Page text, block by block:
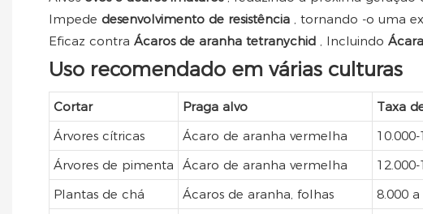
Impede desenvolvimento de resistência , tornando -o uma
Eficaz contra Ácaros de aranha tetranychid , Incluindo
Uso recomendado em várias culturas
Cortar Praga alvo Taxa
Árvores cítricas
Ácaro de aranha vermelha
Árvores de pimenta
Ácaro de aranha vermelha
Plantas de chá
Ácaros de aranha, folhas 8.000